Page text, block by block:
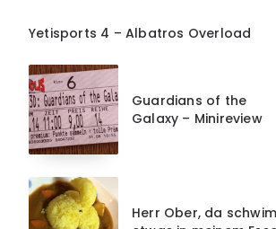
Yetisports 4 – Albatros Overload
Guardians of the
Galaxy – Minireview
Herr Ober, da